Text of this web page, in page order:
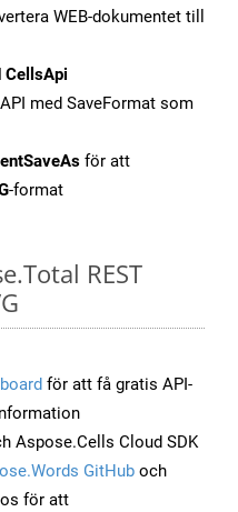
WEB-dokumentet till
CellsApi
med SaveFormat som
för att
-format
REST
för att få gratis API-
Aspose.Cells Cloud SDK
GitHub och
för att